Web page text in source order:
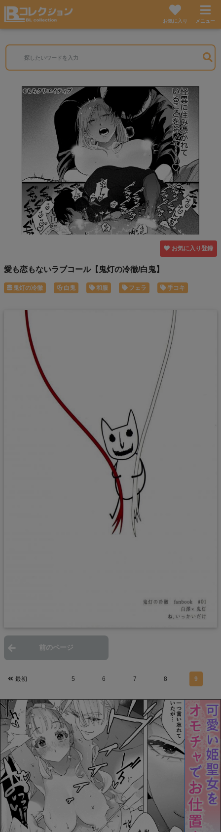
お気に入り メニュー
お気に入り登録
愛も恋もないラブコール【鬼灯の冷徹/白鬼】
鬼灯の冷徹 白鬼 和服 フェラ 手コキ
前のページ
最初 5 6 7 8 9